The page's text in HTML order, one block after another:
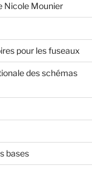
Nicole Mounier
pour les fuseaux
des schémas
bases